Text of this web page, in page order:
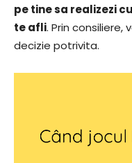
pe tine sa realizezi
te afli. Prin consiliere,
decizie potrivita.